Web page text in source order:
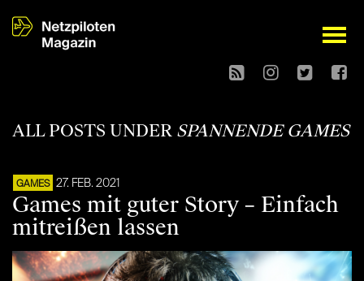
open
ALL POSTS UNDER SPANNENDE GAMES
GAMES 27. FEB. 2021
Games mit guter Story – Einfach
mitreißen lassen